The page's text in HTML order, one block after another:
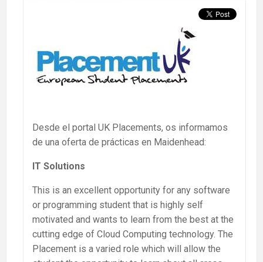
Desde el portal UK Placements, os informamos
de una oferta de prácticas en Maidenhead:
IT Solutions
This is an excellent opportunity for any software
or programming student that is highly self
motivated and wants to learn from the best at the
cutting edge of Cloud Computing technology. The
Placement is a varied role which will allow the